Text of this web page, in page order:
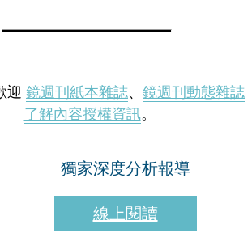
迎 鏡週刊紙本雜誌、 鏡週刊動態雜誌
了解內容授權資訊。
獨家深度分析報導
線上閱讀